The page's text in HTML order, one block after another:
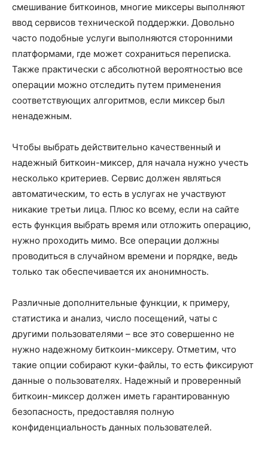
смешивание биткоинов, многие миксеры выполняют
ввод сервисов технической поддержки. Довольно
часто подобные услуги выполняются сторонними
платформами, где может сохраниться переписка.
Также практически с абсолютной вероятностью все
операции можно отследить путем применения
соответствующих алгоритмов, если миксер был
ненадежным.
Чтобы выбрать действительно качественный и
надежный биткоин-миксер, для начала нужно учесть
несколько критериев. Сервис должен являться
автоматическим, то есть в услугах не участвуют
никакие третьи лица. Плюс ко всему, если на сайте
есть функция выбрать время или отложить операцию,
нужно проходить мимо. Все операции должны
проводиться в случайном времени и порядке, ведь
только так обеспечивается их анонимность.
Различные дополнительные функции, к примеру,
статистика и анализ, число посещений, чаты с
другими пользователями – все это совершенно не
нужно надежному биткоин-миксеру. Отметим, что
такие опции собирают куки-файлы, то есть фиксируют
данные о пользователях. Надежный и проверенный
биткоин-миксер должен иметь гарантированную
безопасность, предоставляя полную
конфиденциальность данных пользователей.